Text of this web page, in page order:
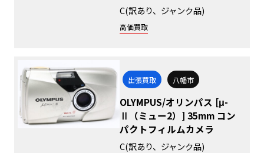
C(訳あり、ジャンク品)
高価買取
出張買取 八幡市
OLYMPUS/オリンパス [μ-
Ⅱ（ミュー2）] 35mm コン
パクトフィルムカメラ
C(訳あり、ジャンク品)